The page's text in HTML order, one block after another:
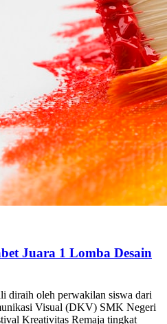
Juara 1 Lomba Desain
diraih oleh perwakilan siswa dari
Visual (DKV) SMK Negeri
Kreativitas Remaja tingkat